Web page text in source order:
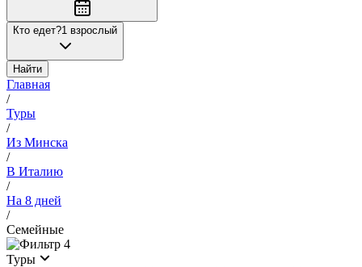
Кто едет?1 взрослый
Найти
Главная
/
Туры
/
Из Минска
/
В Италию
/
На 8 дней
/
Семейные
4
Туры